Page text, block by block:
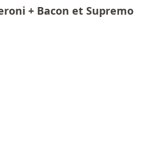
+ Bacon et Supremo